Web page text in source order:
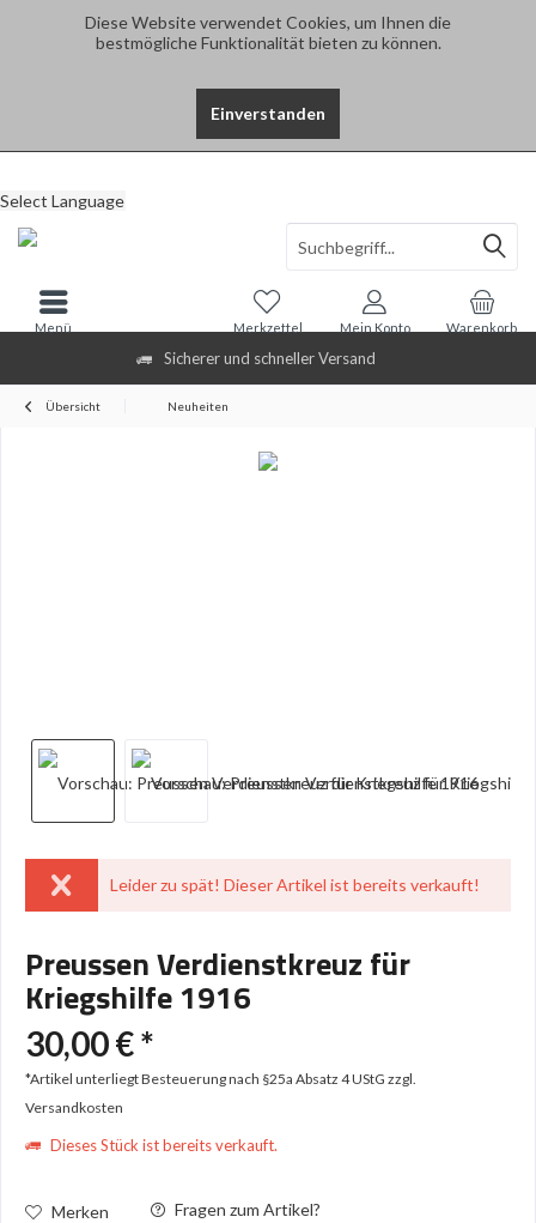
Diese Website verwendet Cookies, um Ihnen die
bestmögliche Funktionalität bieten zu können.
Einverstanden
Sicherer und schneller Versand
Select Language
Warenkorb
Merkzettel Mein Konto
Menü
Übersicht Neuheiten
Leider zu spät! Dieser Artikel ist bereits verkauft!
Preussen Verdienstkreuz für
Kriegshilfe 1916
30,00 € *
*Artikel unterliegt Besteuerung nach §25a Absatz 4 UStG zzgl.
Versandkosten
Dieses Stück ist bereits verkauft.
Merken Fragen zum Artikel?